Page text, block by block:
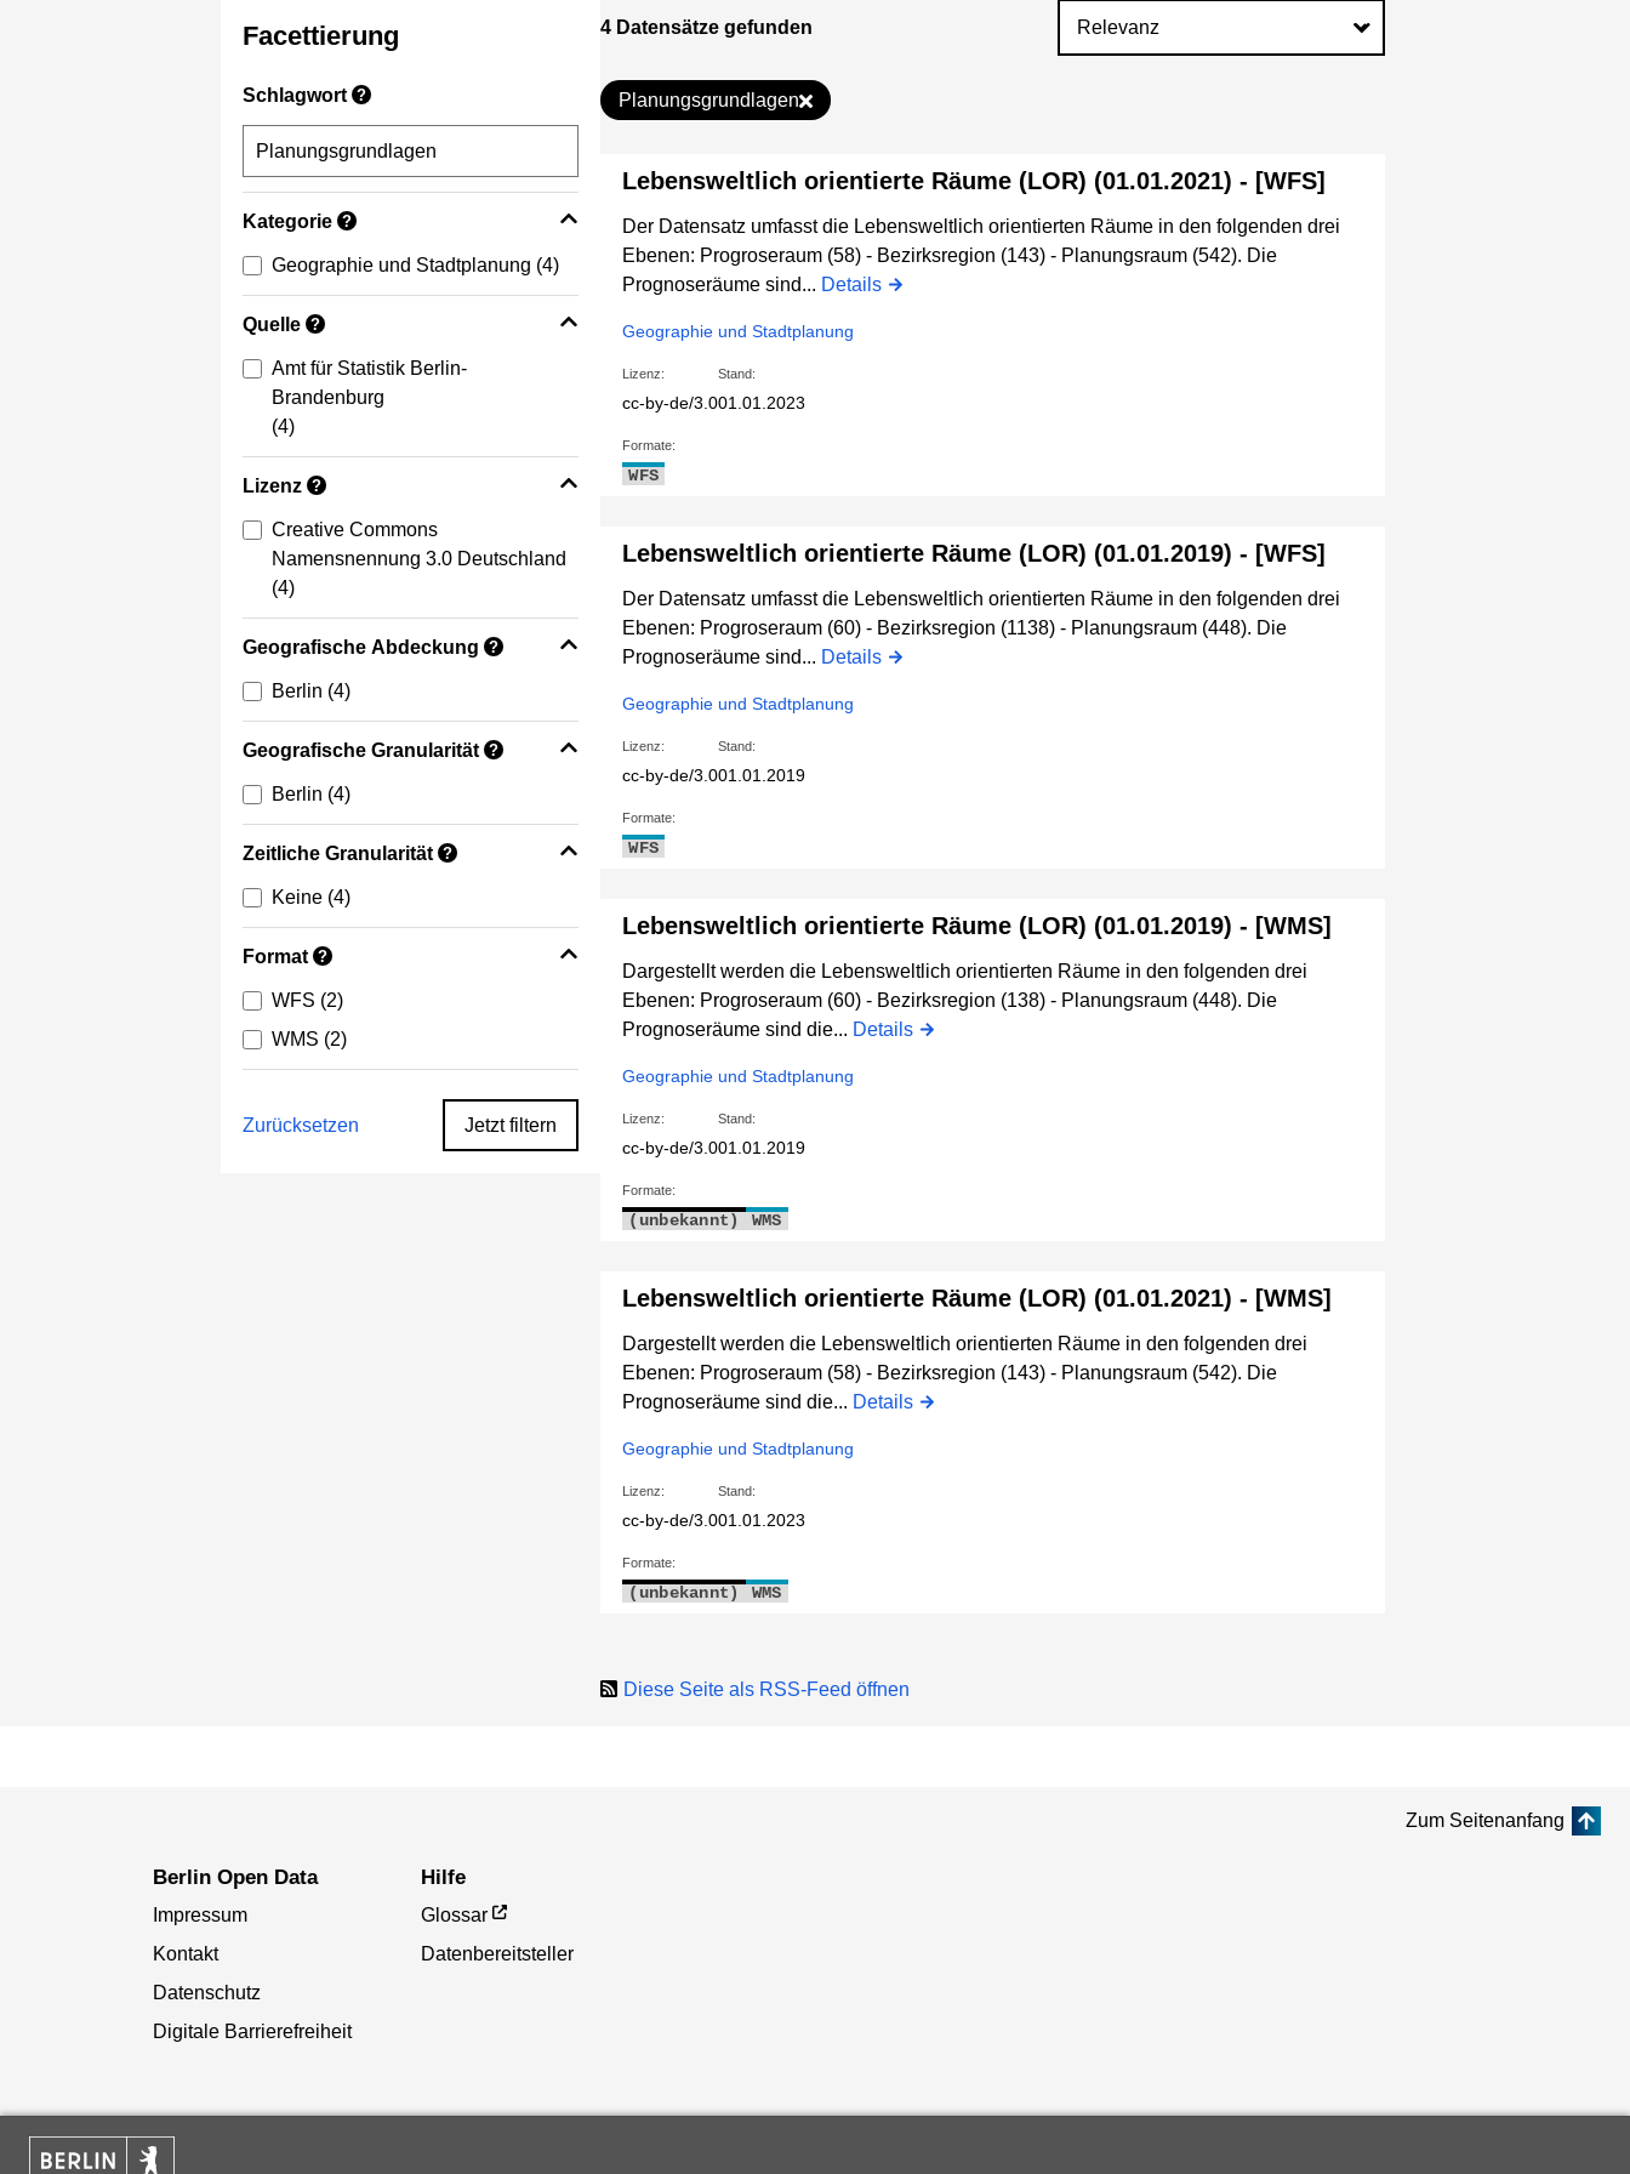
Facettierung
Schlagwort ?
Kategorie ?
Geographie und Stadtplanung (4)
Quelle ?
Amt für Statistik Berlin-
Brandenburg
(4)
Lizenz ?
Creative Commons
Namensnennung 3.0 Deutschland
(4)
Geografische Abdeckung ?
Berlin (4)
Geografische Granularität ?
Berlin (4)
Zeitliche Granularität ?
Keine (4)
Format ?
WFS (2)
WMS (2)
Zurücksetzen Jetzt filtern
4 Datensätze gefunden
Planungsgrundlagen
Lebensweltlich orientierte Räume (LOR) (01.01.2021) - [WFS]
Der Datensatz umfasst die Lebensweltlich orientierten Räume in den folgenden drei
Ebenen: Progroseraum (58) - Bezirksregion (143) - Planungsraum (542). Die
Prognoseräume sind... Details
Geographie und Stadtplanung
Lizenz:
cc-by-de/3.0
Stand:
01.01.2023
Formate:
WFS
Lebensweltlich orientierte Räume (LOR) (01.01.2019) - [WFS]
Der Datensatz umfasst die Lebensweltlich orientierten Räume in den folgenden drei
Ebenen: Progroseraum (60) - Bezirksregion (1138) - Planungsraum (448). Die
Prognoseräume sind... Details
Geographie und Stadtplanung
Lizenz:
cc-by-de/3.0
Stand:
01.01.2019
Formate:
WFS
Lebensweltlich orientierte Räume (LOR) (01.01.2019) - [WMS]
Dargestellt werden die Lebensweltlich orientierten Räume in den folgenden drei
Ebenen: Progroseraum (60) - Bezirksregion (138) - Planungsraum (448). Die
Prognoseräume sind die... Details
Geographie und Stadtplanung
Lizenz:
cc-by-de/3.0
Stand:
01.01.2019
Formate:
(unbekannt) WMS
Lebensweltlich orientierte Räume (LOR) (01.01.2021) - [WMS]
Dargestellt werden die Lebensweltlich orientierten Räume in den folgenden drei
Ebenen: Progroseraum (58) - Bezirksregion (143) - Planungsraum (542). Die
Prognoseräume sind die... Details
Geographie und Stadtplanung
Lizenz:
cc-by-de/3.0
Stand:
01.01.2023
Formate:
(unbekannt) WMS
Diese Seite als RSS-Feed öffnen
Zum Seitenanfang
Berlin Open Data
Impressum
Kontakt
Datenschutz
Digitale Barrierefreiheit
Hilfe
Glossar
Datenbereitsteller